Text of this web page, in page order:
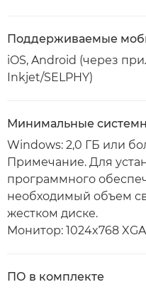
Поддерживаемые
iOS, Android (через
Inkjet/SELPHY)
Минимальные
Windows: 2,0 ГБ или
Примечание. Для
программного
необходимый объем
жестком диске.
Монитор: 1024x768 XGA
ПО в комплекте